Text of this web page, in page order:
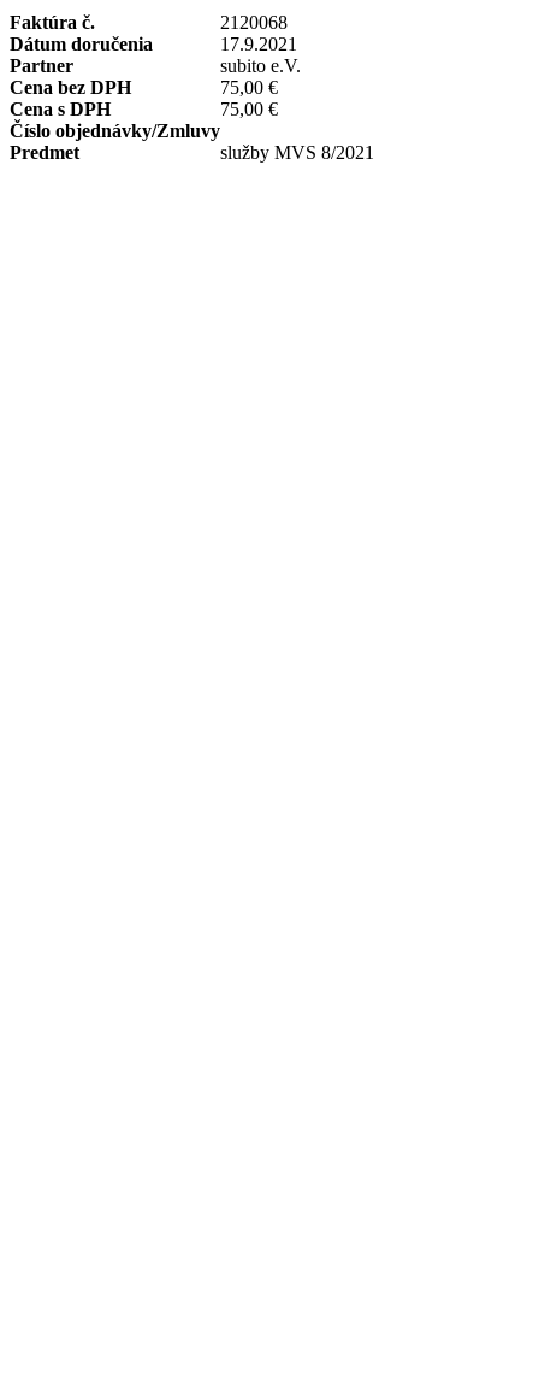
Faktúra č.
2120068
Dátum doručenia
17.9.2021
Partner
subito e.V.
Cena bez DPH
75,00 €
Cena s DPH
75,00 €
Číslo objednávky/Zmluvy
Predmet
služby MVS 8/2021